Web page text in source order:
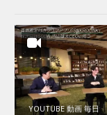
YOUTUBE 動画 毎日